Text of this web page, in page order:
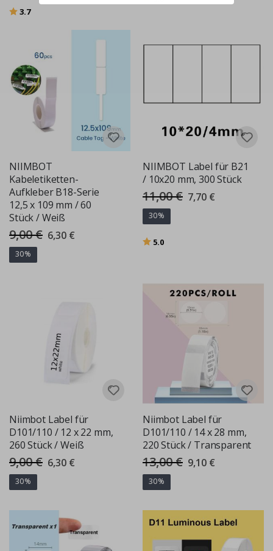
Bewertung:
3.7von 5 Sternen
NIIMBOT
Kabeletiketten-
Aufkleber B18-Serie
12,5 x 109 mm / 60
Stück / Weiß
9,00 € Special
Price
6,30 €
30%
NIIMBOT Label für B21
/ 10x20 mm, 300 Stück
11,00 € Special
Price
7,70 €
30%
Bewertung:
5.0
Niimbot Label für
D101/110 / 12 x 22 mm,
260 Stück / Weiß
9,00 € Special
Price
6,30 €
30%
Niimbot Label für
D101/110 / 14 x 28 mm,
220 Stück / Transparent
13,00 € Special
Price
9,10 €
30%